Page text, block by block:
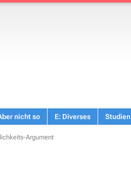
nicht so E: Diverses Studien
Argument